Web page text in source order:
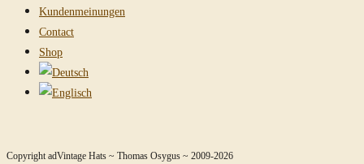
Kundenmeinungen
Contact
Shop
Copyright adVintage Hats ~ Thomas Osygus ~ 2009-2026